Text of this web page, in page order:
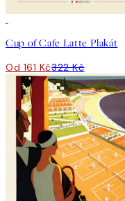
Cup of Cafe Latte Plakát
Od 161 Kč322 Kč